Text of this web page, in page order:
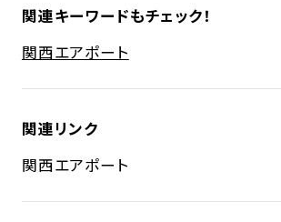
関連キーワードもチェック！
関西エアポート
関連リンク
関西エアポート